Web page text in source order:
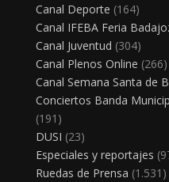
Canal Deporte (164)
Canal IFEBA Feria
Canal Juventud (304)
Canal Plenos Online (266)
Canal Semana Santa de
Conciertos Banda
(191)
DUSI (23)
Especiales y reportajes
Ruedas de Prensa (1.531)